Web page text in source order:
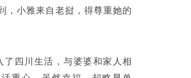
，小雅来自老挝，得尊重她的
四川生活，与婆婆和家人相